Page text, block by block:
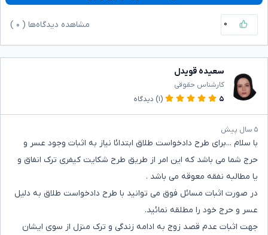
۰ مشاهده دیدگاه‌ها ( ۰
سعیده قویدل
کارشناس حقوقی
۵
(۱) دیدگاه
۵ سال پیش
با سلام ...برای طرح دادخواست طلاق ابتدائا نیاز به اثبات وجود عسر و
حرج شما می باشد که این امر از طریق طرح شکایت کیفری ترک انفاق و
یا مطالبه نفقه معوقه می باشد .
در صورت اثبات مسائل فوق می توانید با طرح دادخواست طلاق به دلیل
عسر و حرج خود را مطلقه نمائید.
جهت اثبات عدم قصد زوج به ادامه زندگی و ترک منزل از سوی ایشان